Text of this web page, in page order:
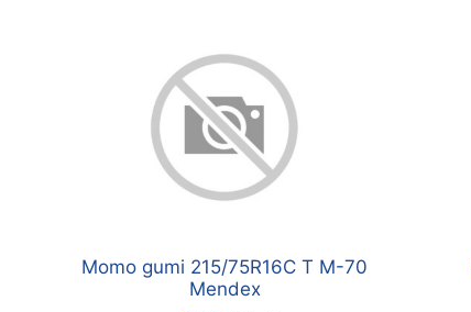
Momo gumi 215/75R16C T M-70
Mendex